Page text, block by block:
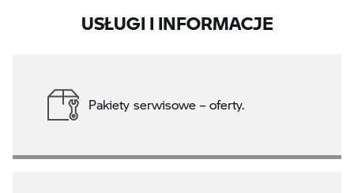
USŁUGI I INFORMACJE
Pakiety serwisowe – oferty.